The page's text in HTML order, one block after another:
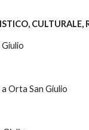
CULTURALE,
Orta San Giulio